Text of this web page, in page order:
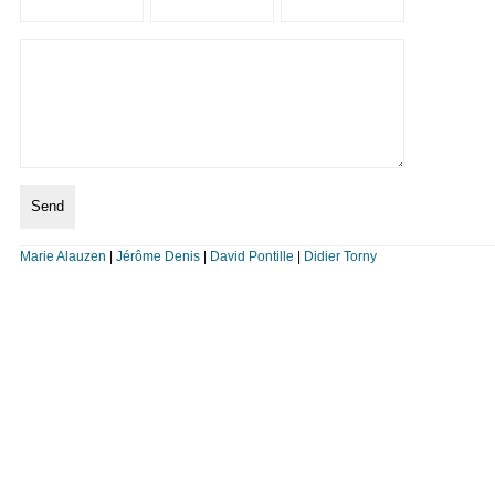
Marie Alauzen Jérôme Denis| David Pontille Didier Torny